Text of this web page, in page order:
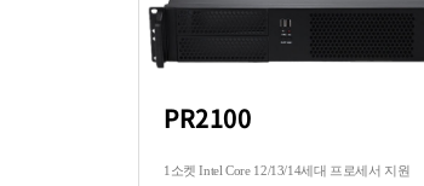
PR2100
1소켓 Intel Core 12/13/14세대 프로세서 지원